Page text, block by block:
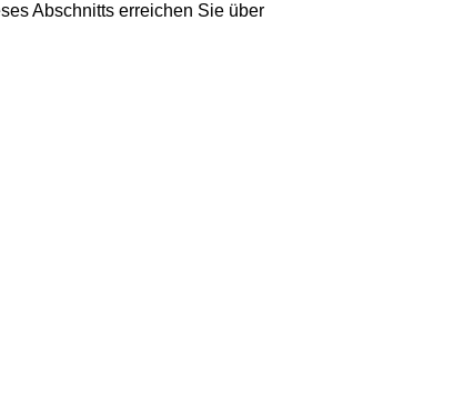
Abschnitts erreichen Sie über